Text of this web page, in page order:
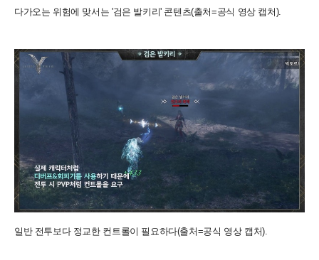
다가오는 위험에 맞서는 '검은 발키리' 콘텐츠(출처=공식 영상 캡처).
일반 전투보다 정교한 컨트롤이 필요하다(출처=공식 영상 캡처).